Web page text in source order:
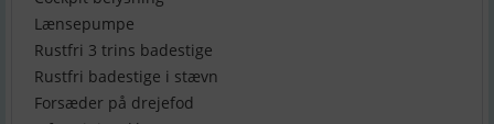
Lænsepumpe
Rustfri 3 trins badestige
Rustfri badestige i stævn
Forsæder på drejefod